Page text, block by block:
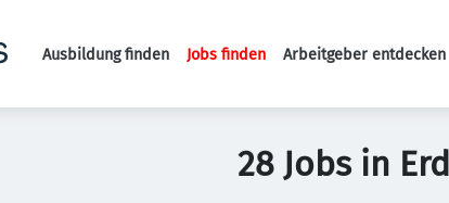
Haupt-Navigation
Ausbildung finden Jobs finden Arbeitgeber entdecken
28 Jobs in